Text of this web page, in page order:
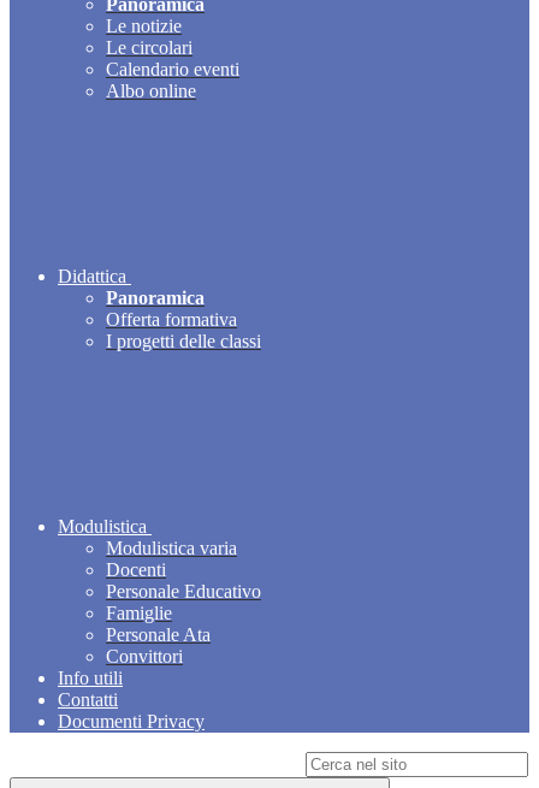
Panoramica
Le notizie
Le circolari
Calendario eventi
Albo online
Didattica
Panoramica
Offerta formativa
I progetti delle classi
Modulistica
Modulistica varia
Docenti
Personale Educativo
Famiglie
Personale Ata
Convittori
Info utili
Contatti
Documenti Privacy